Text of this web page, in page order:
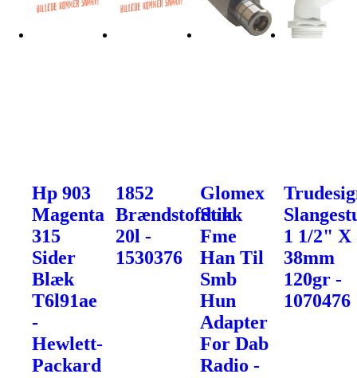
Hp 903
Magenta
315
Sider
Blæk
T6l91ae
-
Hewlett-
Packard
1852
Brændstofdunk
20l -
1530376
Glomex
Stik
Fme
Han Til
Smb
Hun
Adapter
For Dab
Radio -
1 1/2" X
38mm
120gr -
1070476